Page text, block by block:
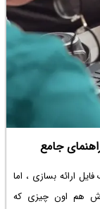
ارائه بسازی ، اما
هم اون چیزی که